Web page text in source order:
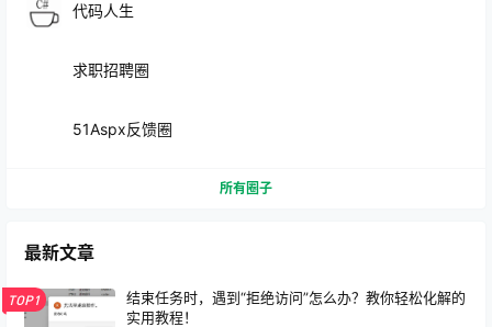
代码人生
求职招聘圈
51Aspx反馈圈
所有圈子
最新文章
TOP1
结束任务时，遇到“拒绝访问”怎么办？教你轻松化解的
实用教程！